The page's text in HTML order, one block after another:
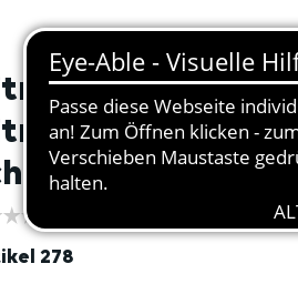
Handschuhe
schwarz 12
278